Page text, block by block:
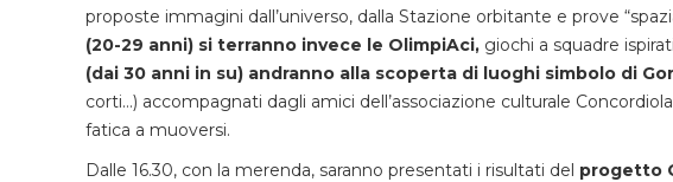
proposte immagini dall’universo, dalla Stazione orbitante e prove
(20-29 anni) si terranno invece le OlimpiAci, giochi a squadre
(dai 30 anni in su) andranno alla scoperta di luoghi simbolo di
corti…) accompagnati dagli amici dell’associazione culturale
fatica a muoversi.
Dalle 16.30, con la merenda, saranno presentati i risultati del progetto